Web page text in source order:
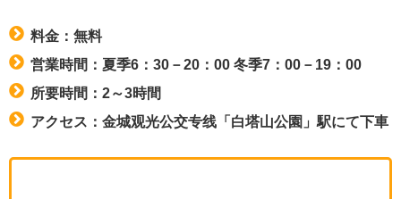
料金：無料
営業時間：夏季6：30－20：00 冬季7：00－19：00
所要時間：2～3時間
アクセス：金城观光公交专线「白塔山公園」駅にて下車